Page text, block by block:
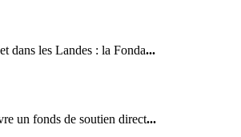
dans les Landes : la Fonda...
un fonds de soutien direct...